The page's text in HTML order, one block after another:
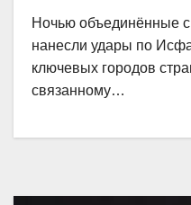
Ночью объединённые
нанесли удары по
ключевых городов
связанному…